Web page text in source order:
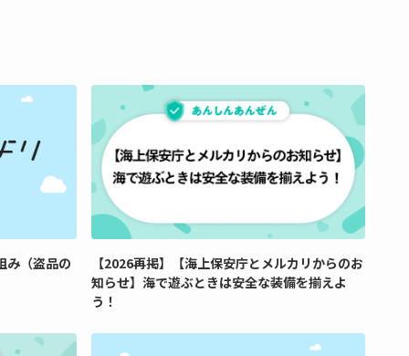
み（盗品の
【2026再掲】【海上保安庁とメルカリからのお
知らせ】海で遊ぶときは安全な装備を揃えよ
う！